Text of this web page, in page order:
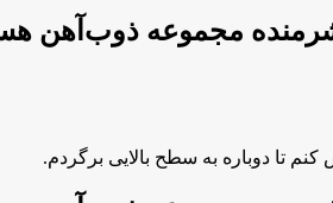
شرمنده مجموعه ذوب‌آهن
تا دوباره به سطح بالایی برگردم.